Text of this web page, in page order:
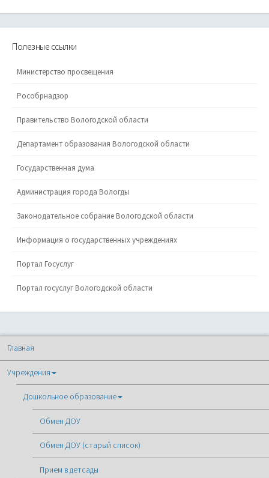
Полезные ссылки
Министерство просвещения
Рособрнадзор
Правительство Вологодской области
Департамент образования Вологодской области
Государственная дума
Администрация города Вологды
Законодательное собрание Вологодской области
Информация о государственных учреждениях
Портал Госуслуг
Портал госуслуг Вологодской области
Главная
Учреждения
Дошкольное образование
Обмен ДОУ
Обмен ДОУ (старый список)
Прием в детсады